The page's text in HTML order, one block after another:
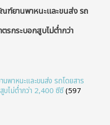
ฑ์ยานพาหนะและขนส่ง รถ
รกระบอกสูบไม่ต่ำกว่า
พาหนะและขนส่ง รถโดยสาร
บไม่ต่ำกว่า 2,400 ซีซี(597